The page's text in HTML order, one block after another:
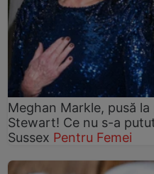
Meghan Markle, pusă
Stewart! Ce nu s-a
Sussex Pentru Femei